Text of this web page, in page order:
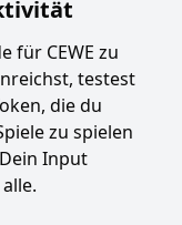
für CEWE zu
testest
die du
zu spielen
Input